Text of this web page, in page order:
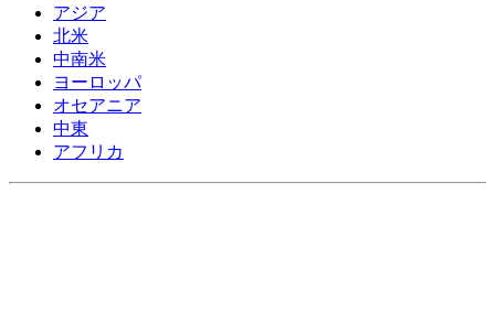
アジア
北米
中南米
ヨーロッパ
オセアニア
中東
アフリカ